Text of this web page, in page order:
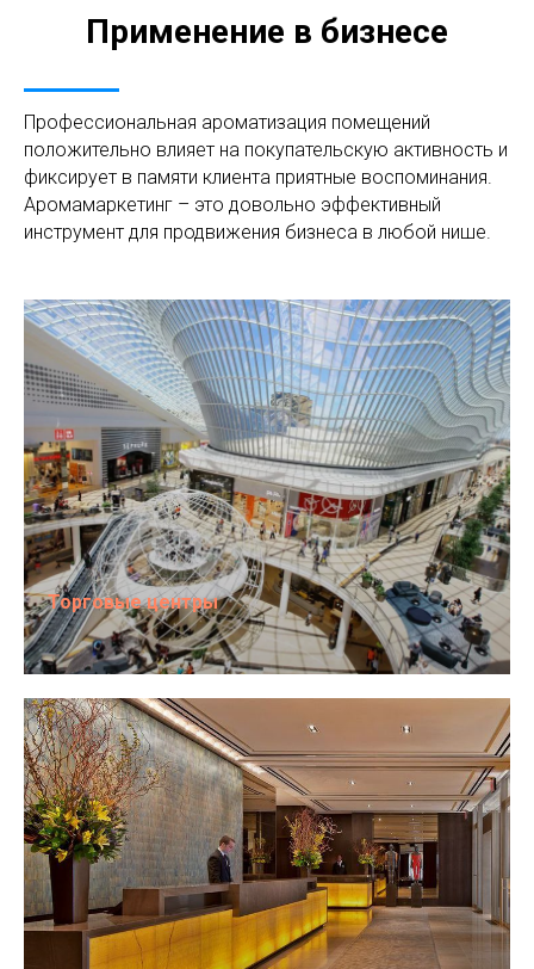
Применение в бизнесе
Профессиональная ароматизация помещений
положительно влияет на покупательскую активность и
фиксирует в памяти клиента приятные воспоминания.
Аромамаркетинг – это довольно эффективный
инструмент для продвижения бизнеса в любой нише.
Торговые центры